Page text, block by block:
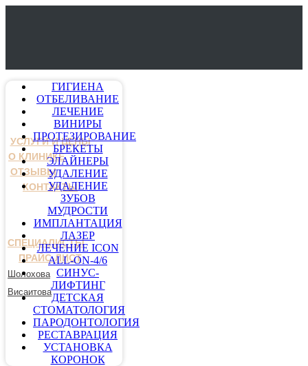
УСЛУГИ И ЦЕНЫ
О КЛИНИКЕ
ОТЗЫВЫ
КОНТАКТЫ
СПЕЦИАЛИСТЫ
ПРАЙС-ЛИСТ
Шолохова
Висаитова
ГИГИЕНА
ОТБЕЛИВАНИЕ
ЛЕЧЕНИЕ
ВИНИРЫ
ПРОТЕЗИРОВАНИЕ
БРЕКЕТЫ
ЭЛАЙНЕРЫ
УДАЛЕНИЕ
УДАЛЕНИЕ
ЗУБОВ
МУДРОСТИ
ИМПЛАНТАЦИЯ
ЛАЗЕР
ЛЕЧЕНИЕ ICON
ALL-ON-4/6
СИНУС-
ЛИФТИНГ
ДЕТСКАЯ
СТОМАТОЛОГИЯ
ПАРОДОНТОЛОГИЯ
РЕСТАВРАЦИЯ
УСТАНОВКА
КОРОНОК